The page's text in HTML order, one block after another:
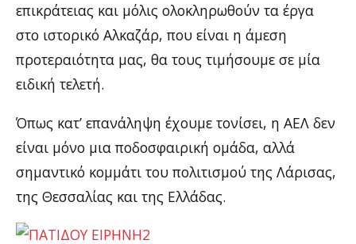
επικράτειας και μόλις ολοκληρωθούν τα έργα
στο ιστορικό Αλκαζάρ, που είναι η άμεση
προτεραιότητα μας, θα τους τιμήσουμε σε μία
ειδική τελετή.
Όπως κατ’ επανάληψη έχουμε τονίσει, η ΑΕΛ δεν
είναι μόνο μια ποδοσφαιρική ομάδα, αλλά
σημαντικό κομμάτι του πολιτισμού της Λάρισας,
της Θεσσαλίας και της Ελλάδας.